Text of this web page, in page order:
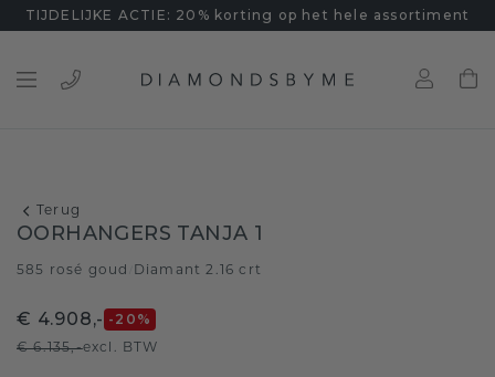
TIJDELIJKE ACTIE: 20% korting op het hele assortiment
Terug
OORHANGERS TANJA 1
585 rosé goud Diamant 2.16 crt
€ 4.908,- -20 %
€ 6.135,-excl. BTW